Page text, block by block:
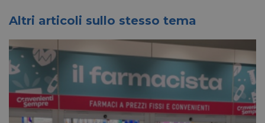
Altri articoli sullo stesso tema